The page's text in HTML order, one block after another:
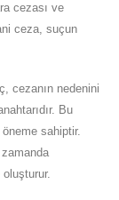
cezası ve
ceza, suçun
cezanın nedenini
Bu
sahiptir.